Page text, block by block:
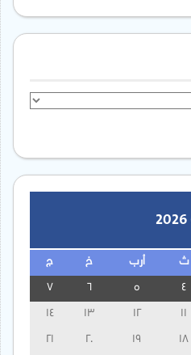
ث أرب خ ج
13
14
18
19
20
21